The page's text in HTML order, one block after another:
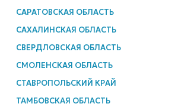
САРАТОВСКАЯ ОБЛАСТЬ
САХАЛИНСКАЯ ОБЛАСТЬ
СВЕРДЛОВСКАЯ ОБЛАСТЬ
СМОЛЕНСКАЯ ОБЛАСТЬ
СТАВРОПОЛЬСКИЙ КРАЙ
ТАМБОВСКАЯ ОБЛАСТЬ